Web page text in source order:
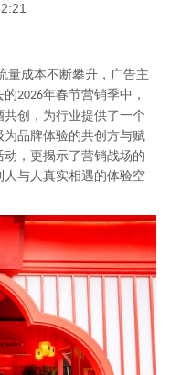
量成本不断攀升，广告主
的2026年春节营销季中，
创，为行业提供了一个
品牌体验的共创方与赋
，更揭示了营销战场的
与人真实相遇的体验空